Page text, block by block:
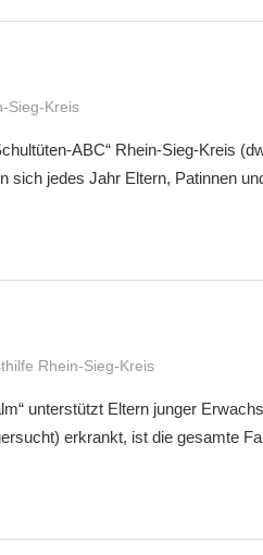
Sieg-Kreis
ABC“ Rhein-Sieg-Kreis
sich jedes Jahr Eltern, Patinnen
Rhein-Sieg-Kreis
unterstützt Eltern junger
erkrankt, ist die gesamte